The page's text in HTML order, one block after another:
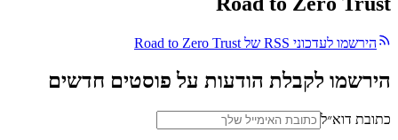
הירשמו לעדכוני RSS של Road to Zero Trust
הירשמו לקבלת הודעות על פוסטים חדשים
כתובת דוא״ל